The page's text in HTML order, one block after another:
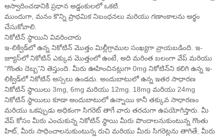
ఆస్వాదించడానికి ప్రధాన అడ్డంకులలో ఒకటి.
ముందుగా, మనం కొన్ని ప్రాథమిక నిబంధనలు మరియు గణాంకాలను అర్థం
చేసుకోవాలి.
నికోటిన్ స్థాయిని వివరించారు
ఇ-లిక్విడ్‌లో ఉన్న నికోటిన్ మొత్తం మిల్లీగ్రాముల సంఖ్యగా వ్రాయబడింది. ఇ-
జ్యూస్‌లో నికోటిన్ ఎక్కువ మొత్తంలో ఉంటే, అది మరింత బలంగా వేప్ మరియు
"గొంతు దెబ్బ"ని తెస్తుంది. మీరు ఊహించినట్లుగా 0mg నికోటిన్‌ని కలిగి ఉన్న ఇ-
లిక్విడ్‌లో నికోటిన్ అస్సలు ఉండదు. అందుబాటులో ఉన్న ఇతర సాధారణ
నికోటిన్ స్థాయిలు 3mg, 6mg మరియు 12mg. 18mg మరియు 24mg
నికోటిన్ స్థాయిలు కూడా అందుబాటులో ఉన్నాయి కానీ తక్కువ సాధారణం
మరియు ఒకప్పుడు అధికంగా సిగరెట్ తాగే వారు తరచుగా ఉపయోగిస్తారు. మీ
వేప్ కోసం మీరు ఎంచుకున్న నికోటిన్ స్థాయి మీరు పొందాలనుకుంటున్న గొంతు
హిట్, మీరు సాధించాలనుకుంటున్న రుచి మరియు మీరు సిగరెట్లను తాగితే, మీరు